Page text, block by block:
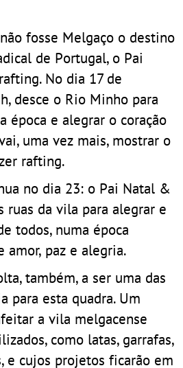
fosse Melgaço o destino
de Portugal, o Pai
No dia 17 de
desce o Rio Minho para
época e alegrar o coração
uma vez mais, mostrar o
rafting.
no dia 23: o Pai Natal &
ruas da vila para alegrar e
todos, numa época
amor, paz e alegria.
também, a ser uma das
para esta quadra. Um
a vila melgacense
como latas, garrafas,
e cujos projetos ficarão em